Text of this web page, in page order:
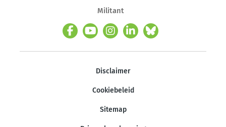
Militant
Disclaimer
Cookiebeleid
Sitemap